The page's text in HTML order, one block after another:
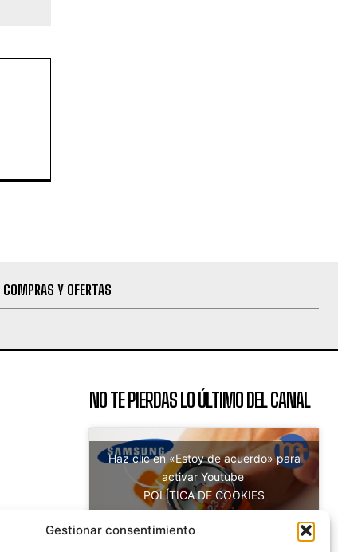
Gestionar consentimiento
COMPRAS Y OFERTAS
NO TE PIERDAS LO ÚLTIMO DEL CANAL
Haz clic en «Estoy de acuerdo» para
activar Youtube
POLÍTICA DE COOKIES
Estoy de acuerdo